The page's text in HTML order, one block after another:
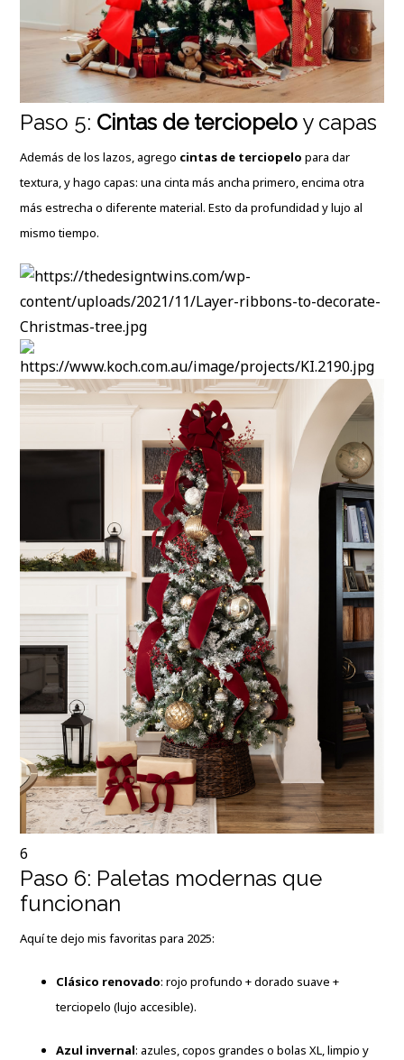
Paso 5: Cintas de terciopelo y capas
Además de los lazos, agrego cintas de terciopelo para dar
textura, y hago capas: una cinta más ancha primero, encima otra
más estrecha o diferente material. Esto da profundidad y lujo al
mismo tiempo.
6
Paso 6: Paletas modernas que
funcionan
Aquí te dejo mis favoritas para 2025:
Clásico renovado: rojo profundo + dorado suave +
terciopelo (lujo accesible).
Azul invernal: azules, copos grandes o bolas XL, limpio y